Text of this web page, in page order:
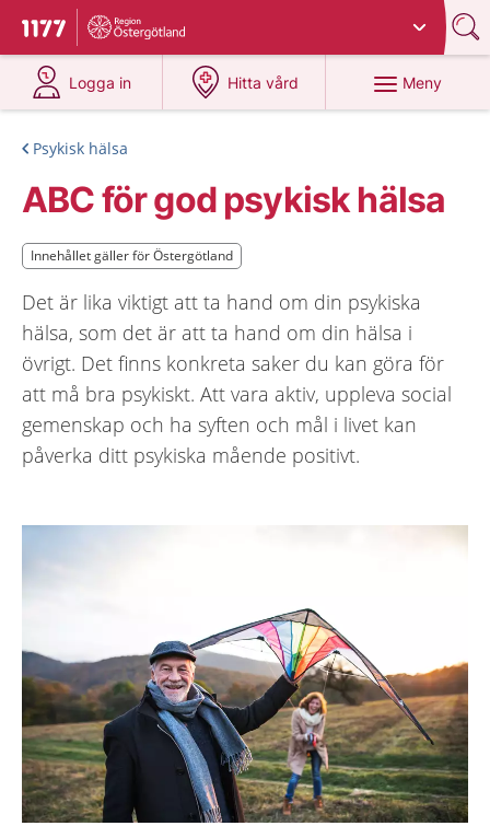
Till startsidan för 1177
Du har valt region
Logga in
på 1177.se
Hitta vård
på 1177.se
Meny
Psykisk hälsa
ABC för god psykisk hälsa
Innehållet gäller för Östergötland
Innehållet gäller för Östergötland
Det är lika viktigt att ta hand om din psykiska
hälsa, som det är att ta hand om din hälsa i
övrigt. Det finns konkreta saker du kan göra för
att må bra psykiskt. Att vara aktiv, uppleva social
gemenskap och ha syften och mål i livet kan
påverka ditt psykiska mående positivt.